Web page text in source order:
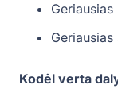
Kodėl verta